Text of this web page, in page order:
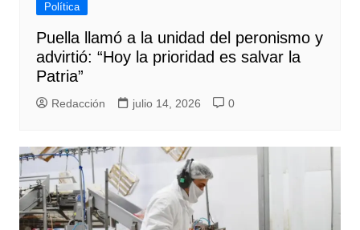
Política
Puella llamó a la unidad del peronismo y
advirtió: “Hoy la prioridad es salvar la
Patria”
Redacción julio 14, 2026 0